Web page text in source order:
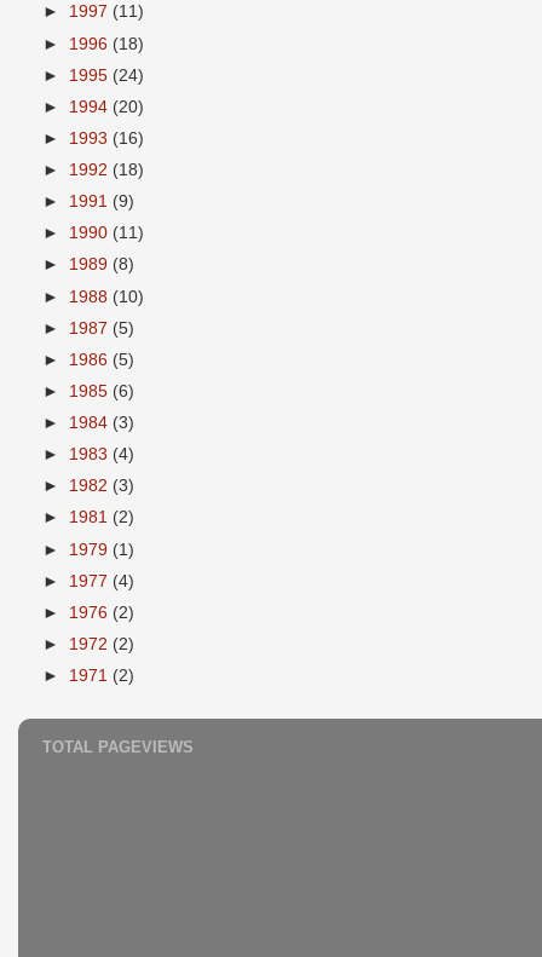
► 1997 (11)
► 1996 (18)
► 1995 (24)
► 1994 (20)
► 1993 (16)
► 1992 (18)
► 1991 (9)
► 1990 (11)
► 1989 (8)
► 1988 (10)
► 1987 (5)
► 1986 (5)
► 1985 (6)
► 1984 (3)
► 1983 (4)
► 1982 (3)
► 1981 (2)
► 1979 (1)
► 1977 (4)
► 1976 (2)
► 1972 (2)
► 1971 (2)
TOTAL PAGEVIEWS